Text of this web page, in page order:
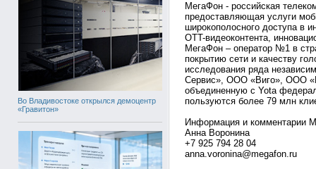
Во Владивостоке открылся демоцентр
«Гравитон»
МегаФон - российская
предоставляющая услуги
широкополосного доступа в
OTT-видеоконтента,
МегаФон – оператор №1 в
покрытию сети и качеству
исследования ряда
Сервис», ООО «Виго», ООО
объединенную с Yota
пользуются более 79 млн
Информация и комментарии
Анна Воронина
+7 925 794 28 04
anna.voronina@megafon.ru